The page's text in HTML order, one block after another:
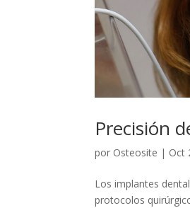
Precisión
por Osteosite | Oct
Los implantes
protocolos